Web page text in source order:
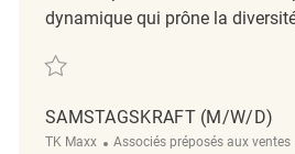
dynamique qui prône la
Sauvegarder Samstagskraft (m/w/d)
SAMSTAGSKRAFT (M/W/D)
TK Maxx Catégorie
Associés préposés aux ventes